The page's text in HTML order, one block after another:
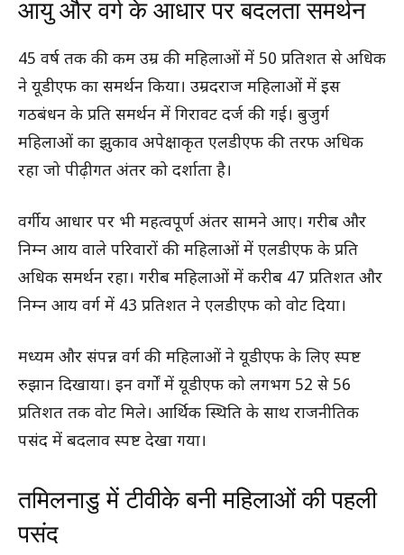
आयु और वर्ग के आधार पर बदलता समर्थन
45 वर्ष तक की कम उम्र की महिलाओं में 50 प्रतिशत से अधिक
ने यूडीएफ का समर्थन किया। उम्रदराज महिलाओं में इस
गठबंधन के प्रति समर्थन में गिरावट दर्ज की गई। बुजुर्ग
महिलाओं का झुकाव अपेक्षाकृत एलडीएफ की तरफ अधिक
रहा जो पीढ़ीगत अंतर को दर्शाता है।
वर्गीय आधार पर भी महत्वपूर्ण अंतर सामने आए। गरीब और
निम्न आय वाले परिवारों की महिलाओं में एलडीएफ के प्रति
अधिक समर्थन रहा। गरीब महिलाओं में करीब 47 प्रतिशत और
निम्न आय वर्ग में 43 प्रतिशत ने एलडीएफ को वोट दिया।
मध्यम और संपन्न वर्ग की महिलाओं ने यूडीएफ के लिए स्पष्ट
रुझान दिखाया। इन वर्गों में यूडीएफ को लगभग 52 से 56
प्रतिशत तक वोट मिले। आर्थिक स्थिति के साथ राजनीतिक
पसंद में बदलाव स्पष्ट देखा गया।
तमिलनाडु में टीवीके बनी महिलाओं की पहली
पसंद